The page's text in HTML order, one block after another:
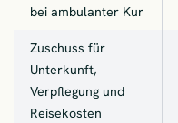
bei ambulanter Kur
Zuschuss für
Unterkunft,
Verpflegung und
Reisekosten